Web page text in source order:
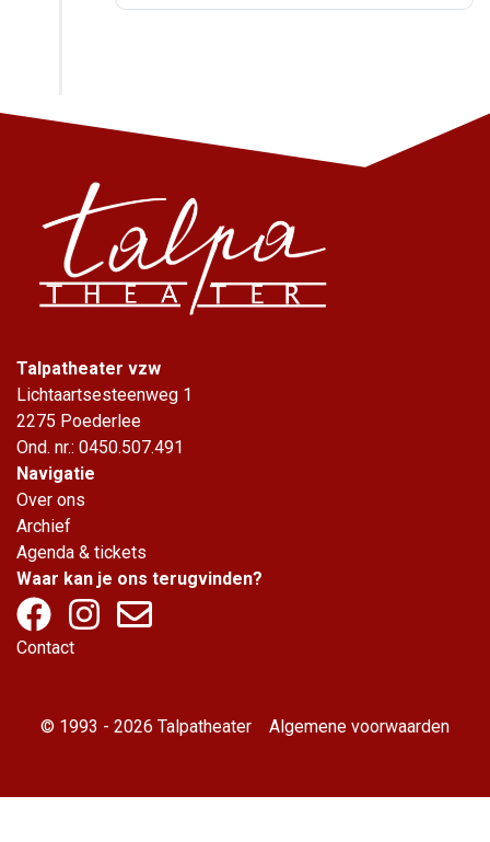
Talpatheater vzw
Lichtaartsesteenweg 1
2275 Poederlee
Ond. nr.: 0450.507.491
Navigatie
Over ons
Archief
Agenda & tickets
Waar kan je ons terugvinden?
Contact
© 1993 - 2026 Talpatheater Algemene voorwaarden